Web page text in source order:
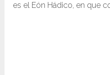
es el Eón Hádico, en que